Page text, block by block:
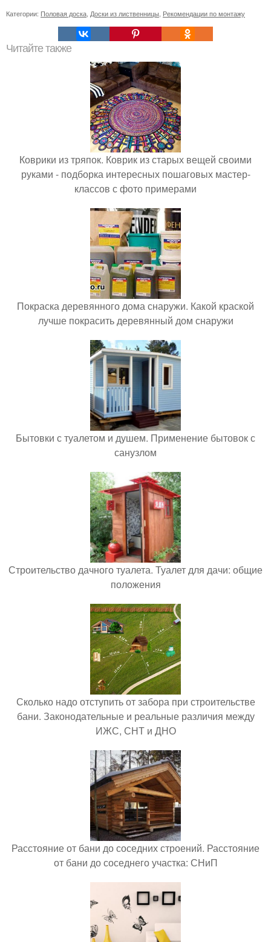
Категории: Половая доска, Доски из лиственницы, Рекомендации по монтажу
Читайте также
Коврики из тряпок. Коврик из старых вещей своими
руками - подборка интересных пошаговых мастер-
классов с фото примерами
Покраска деревянного дома снаружи. Какой краской
лучше покрасить деревянный дом снаружи
Бытовки с туалетом и душем. Применение бытовок с
санузлом
Строительство дачного туалета. Туалет для дачи: общие
положения
Сколько надо отступить от забора при строительстве
бани. Законодательные и реальные различия между
ИЖС, СНТ и ДНО
Расстояние от бани до соседних строений. Расстояние
от бани до соседнего участка: СНиП